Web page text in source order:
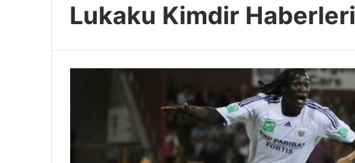
Lukaku Kimdir Haberleri